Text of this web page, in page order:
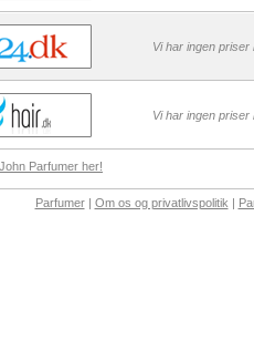
Vi har ingen
Vi har ingen
Parfumer her!
Parfumer| Om os og privatlivspolitik |